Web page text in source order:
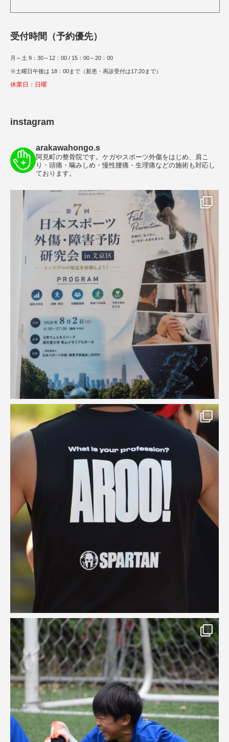
受付時間（予約優先）
月～土 9：30～12：00 / 15：00～20：00
※土曜日午後は 18：00まで（新患・再診受付は17:20まで）
休業日：日曜
instagram
arakawahongo.s
阿見町の整骨院です。ケガやスポーツ外傷をはじめ、肩こ
り・頭痛・噛みしめ・慢性腰痛・生理痛などの施術も対応し
ております。